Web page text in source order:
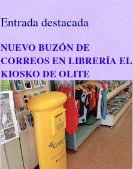
Entrada destacada
NUEVO BUZÓN DE
CORREOS EN LIBRERÍA EL
KIOSKO DE OLITE